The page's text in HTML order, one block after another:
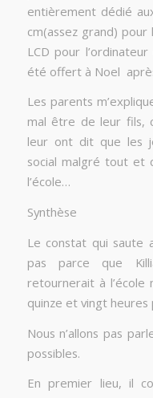
entièrement dédié
cm(assez grand)
LCD pour
été offert à Noel
Les parents
mal être de leur fils,
leur ont dit que les
social malgré tout et
l’école…
Synthèse
Le constat qui saute
pas parce que
retournerait à l’école
quinze et vingt heures
Nous n’allons pas
possibles.
En premier lieu, il